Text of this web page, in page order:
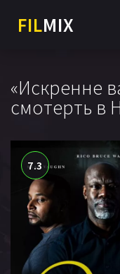
FILMIX
«Искренне
смотерть в
7.3